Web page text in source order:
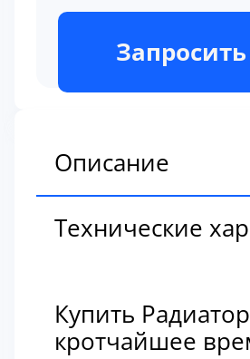
В наличии
Запросить
Описание
Технические
Купить
кротчайшее